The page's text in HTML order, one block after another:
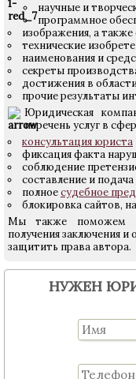
научные и
программное
изображения, а
технические
наименования и
секреты
достижения в
прочие результаты
Юридическая
перечень услуг в
консультация юриста
фиксация факта
соблюдение
составление и подача
полноесудебное
блокировка сайтов,
Мы также поможем
получения заключения и
защитить права автора.
НУЖЕН